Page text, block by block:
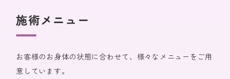
施術メニュー
お客様のお身体の状態に合わせて、様々なメニューをご用
意しています。